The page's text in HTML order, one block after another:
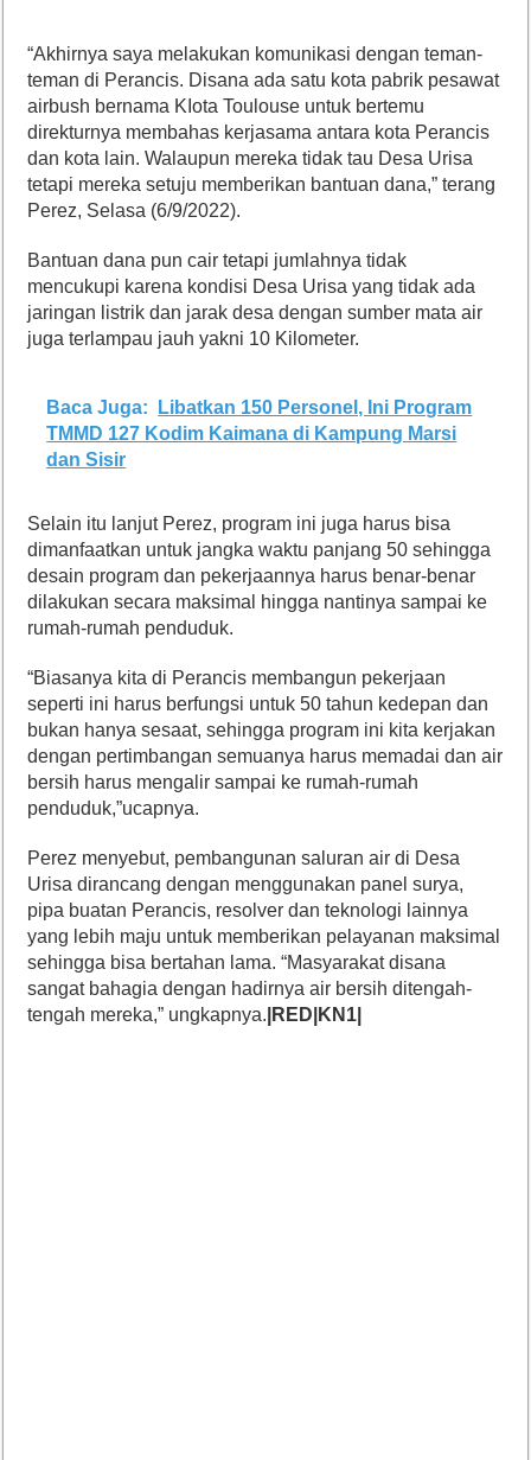
“Akhirnya saya melakukan komunikasi dengan teman-
teman di Perancis. Disana ada satu kota pabrik pesawat
airbush bernama KIota Toulouse untuk bertemu
direkturnya membahas kerjasama antara kota Perancis
dan kota lain. Walaupun mereka tidak tau Desa Urisa
tetapi mereka setuju memberikan bantuan dana,” terang
Perez, Selasa (6/9/2022).
Bantuan dana pun cair tetapi jumlahnya tidak
mencukupi karena kondisi Desa Urisa yang tidak ada
jaringan listrik dan jarak desa dengan sumber mata air
juga terlampau jauh yakni 10 Kilometer.
Baca Juga:
Libatkan 150 Personel, Ini Program
TMMD 127 Kodim Kaimana di Kampung Marsi
dan Sisir
Selain itu lanjut Perez, program ini juga harus bisa
dimanfaatkan untuk jangka waktu panjang 50 sehingga
desain program dan pekerjaannya harus benar-benar
dilakukan secara maksimal hingga nantinya sampai ke
rumah-rumah penduduk.
“Biasanya kita di Perancis membangun pekerjaan
seperti ini harus berfungsi untuk 50 tahun kedepan dan
bukan hanya sesaat, sehingga program ini kita kerjakan
dengan pertimbangan semuanya harus memadai dan air
bersih harus mengalir sampai ke rumah-rumah
penduduk,”ucapnya.
Perez menyebut, pembangunan saluran air di Desa
Urisa dirancang dengan menggunakan panel surya,
pipa buatan Perancis, resolver dan teknologi lainnya
yang lebih maju untuk memberikan pelayanan maksimal
sehingga bisa bertahan lama. “Masyarakat disana
sangat bahagia dengan hadirnya air bersih ditengah-
tengah mereka,” ungkapnya. |RED|KN1|